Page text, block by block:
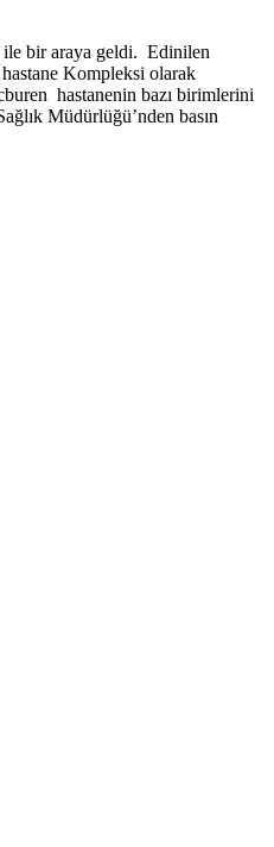
ile bir araya geldi. Edinilen
hastane Kompleksi olarak
hastanenin bazı birimlerini
Müdürlüğü’nden basın